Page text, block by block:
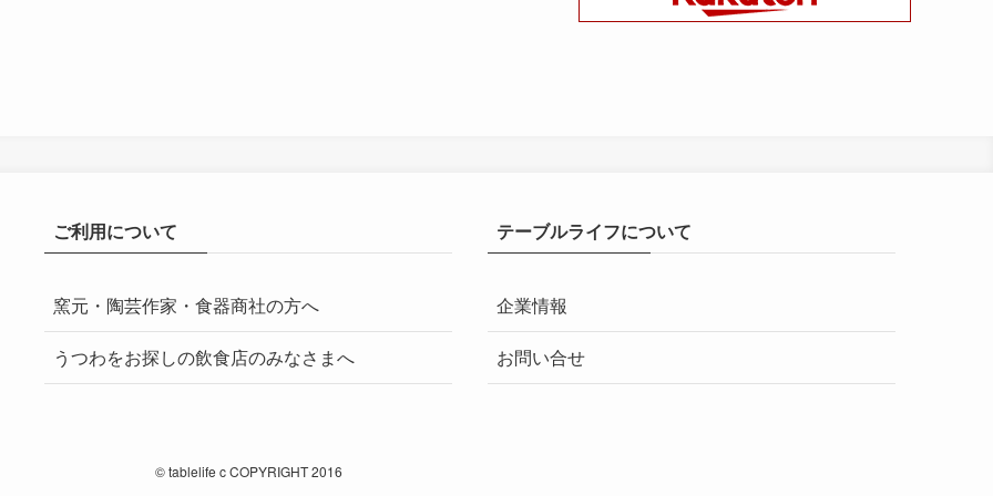
ご利用について
窯元・陶芸作家・食器商社の方へ
うつわをお探しの飲食店のみなさまへ
テーブルライフについて
企業情報
お問い合せ
©tablelife c COPYRIGHT 2016